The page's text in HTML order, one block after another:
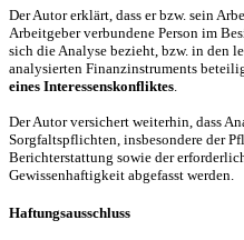
Der Autor erklärt, dass er bzw. sein
Arbeitgeber verbundene Person im
sich die Analyse bezieht, bzw. in den
analysierten Finanzinstruments
eines Interessenskonfliktes.
Der Autor versichert weiterhin, dass
Sorgfaltspflichten, insbesondere der
Berichterstattung sowie der
Gewissenhaftigkeit abgefasst werden.
Haftungsausschluss